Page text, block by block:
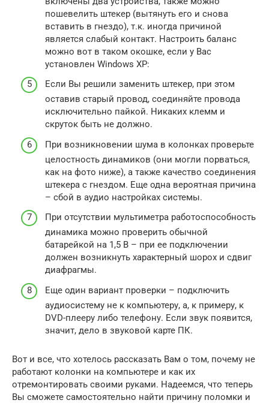
пошевелить штекер (вытянуть его и снова
вставить в гнездо), т.к. иногда причиной
является слабый контакт. Настроить баланс
можно вот в таком окошке, если у Вас
установлен Windows XP:
Если Вы решили заменить штекер, при этом
оставив старый провод, соединяйте провода
исключительно пайкой. Никаких клемм и
скруток быть не должно.
При возникновении шума в колонках проверьте
целостность динамиков (они могли порваться,
как на фото ниже), а также качество соединения
штекера с гнездом. Еще одна вероятная причина
– сбой в аудио настройках системы.
При отсутствии мультиметра работоспособность
динамика можно проверить обычной
батарейкой на 1,5 В – при ее подключении
должен возникнуть характерный шорох и сдвиг
диафрагмы.
Еще один вариант проверки – подключить
аудиосистему не к компьютеру, а, к примеру, к
DVD-плееру либо телефону. Если звук появится,
значит, дело в звуковой карте ПК.
Вот и все, что хотелось рассказать Вам о том, почему не
работают колонки на компьютере и как их
отремонтировать своими руками. Надеемся, что теперь
Вы сможете самостоятельно найти причину поломки и